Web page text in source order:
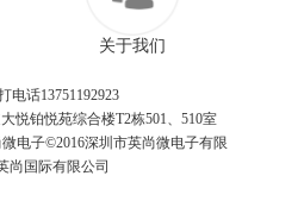
关于我们
电话13751192923
悦铂悦苑综合楼T2栋501、510室
电子©2016深圳市英尚微电子有限
尚国际有限公司